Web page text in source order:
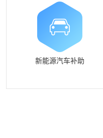
新能源汽车补助